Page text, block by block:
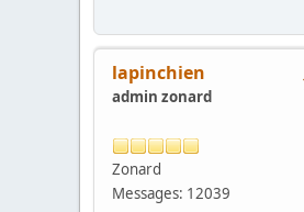
lapinchien
admin zonard
Zonard
Messages: 12039